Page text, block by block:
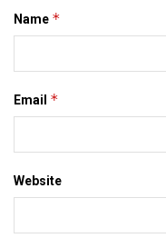
Name *
Email *
Website